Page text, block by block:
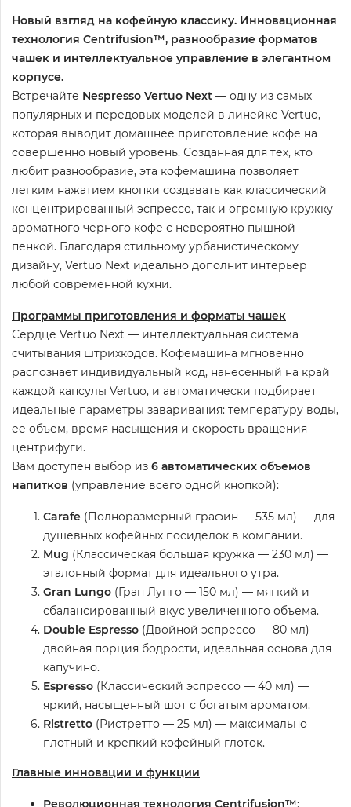
Новый взгляд на кофейную классику. Инновационная
технология Centrifusion™, разнообразие форматов
чашек и интеллектуальное управление в элегантном
корпусе.
Встречайте Nespresso Vertuo Next — одну из самых
популярных и передовых моделей в линейке Vertuo,
которая выводит домашнее приготовление кофе на
совершенно новый уровень. Созданная для тех, кто
любит разнообразие, эта кофемашина позволяет
легким нажатием кнопки создавать как классический
концентрированный эспрессо, так и огромную кружку
ароматного черного кофе с невероятно пышной
пенкой. Благодаря стильному урбанистическому
дизайну, Vertuo Next идеально дополнит интерьер
любой современной кухни.
Программы приготовления и форматы чашек
Сердце Vertuo Next — интеллектуальная система
считывания штрихкодов. Кофемашина мгновенно
распознает индивидуальный код, нанесенный на край
каждой капсулы Vertuo, и автоматически подбирает
идеальные параметры заваривания: температуру воды,
ее объем, время насыщения и скорость вращения
центрифуги.
Вам доступен выбор из 6 автоматических объемов
напитков (управление всего одной кнопкой):
Carafe (Полноразмерный графин — 535 мл) — для
душевных кофейных посиделок в компании.
Mug (Классическая большая кружка — 230 мл) —
эталонный формат для идеального утра.
Gran Lungo (Гран Лунго — 150 мл) — мягкий и
сбалансированный вкус увеличенного объема.
Double Espresso (Двойной эспрессо — 80 мл) —
двойная порция бодрости, идеальная основа для
капучино.
Espresso (Классический эспрессо — 40 мл) —
яркий, насыщенный шот с богатым ароматом.
Ristretto (Ристретто — 25 мл) — максимально
плотный и крепкий кофейный глоток.
Главные инновации и функции
Революционная технология Centrifusion™: